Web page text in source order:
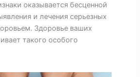
оказывается бесценной
и лечения серьезных
Здоровье ваших
такого особого